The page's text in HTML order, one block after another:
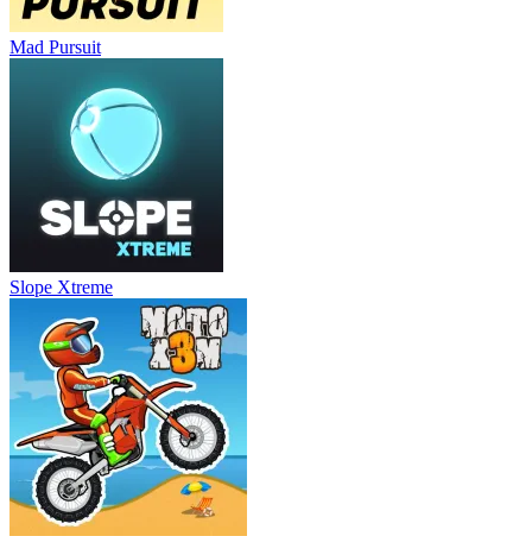
Mad Pursuit
Slope Xtreme